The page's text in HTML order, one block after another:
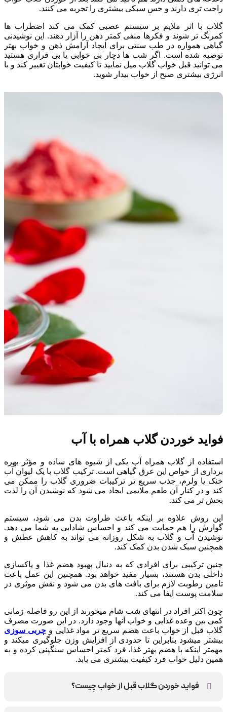
راحت تری دارند و حس سبکی بیشتری را تجربه می کنند.
گلاب با اثر ملایم بر سیستم عصبی کمک می کند اضطراب ها
کمرنگ تر شوند و فکرها منفی کمتر ذهن را آزار دهند. این نوشیدنی
گیاهی همواره در طب سنتی برای ایجاد آرامش ذهن و خواب بهتر
توصیه شده است. اگر شب ها دچار بی خوابی یا بی قراری هستید
می توانید قبل خواب گلاب میل نمایید تا کیفیت خوابتان تغییر کند و با
انرژی بیشتری صبح از خواب بیدار شوید.
فواید خوردن گلاب همراه با آب
استفاده از گلاب همراه آب یکی از شیوه های ساده و مؤثر بهره
برداری از خواص این عرق گیاهی است. ترکیب گلاب با یک لیوان آب
خنک یا ولرم، جذب سریع تر ترکیبات ضروری گلاب را ممکن می
کند و در کنار آن طعم ملایمی ایجاد می شود که نوشیدن آن را لذت
بخش تر می کند.
این روش علاوه بر اینکه باعث طراوت بدن می شود، سیستم
گوارش را هم حمایت می کند و احساس شادابی به شما می دهد.
نوشیدن آب و گلاب به شکل روزانه می تواند به کاهش عطش و
همچنین سبک شدن بدن کمک کند.
چنین ترکیبی برای افرادی که به دنبال بهبود هضم غذا و پاکسازی
داخلی بدن هستند، بسیار مفید خواهد بود. همچنین این عمل باعث
تامین رطوبت لازم برای بافت های بدن می شود و نقش موثری در
سلامت پوست ایفا می کند.
چون اکثر افراد در انتهای شب شام میخورند از این رو فاصله زمانی
کمی بین وعده غذایی و خواب آنها وجود دارد. در این صورت مصرف
گلاب قبل از خواب باعث هضم سریع تر مواد غذایی وچربی سوزی
بیشتر میشود بنابراین تا حدودی از افزایش وزن جلوگیری میکند و
مهمتر اینکه با هضم بهتر غذا، فرد کمتر احساس سنگینی کرده و به
همین دلیل خواب فرد کیفیت بیشتری می یابد.
فواید خوردن گلاب قبل از خواب چیست؟